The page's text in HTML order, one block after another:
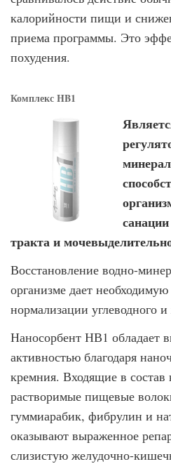
калорийности пищи и
приема программы. Это
похудения.
Комплекс HB1
тракта и
Восстановление водно-
организме дает
нормализации углеводного
Наносорбент НВ1 обладает
активностью благодаря
кремния. Входящие в
растворимые пищевые
гуммиарабик, фибрулин и
оказывают выра­женное
слизистую желудочно-